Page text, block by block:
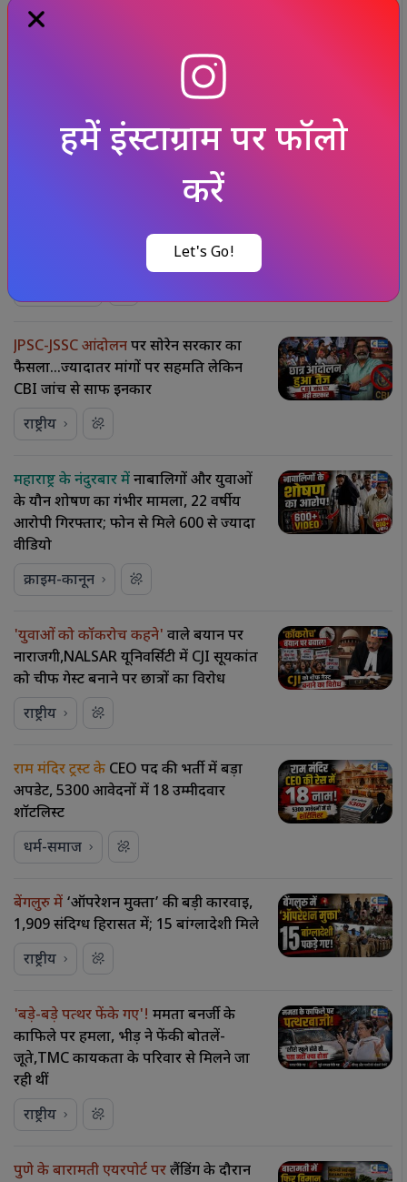
संबंधित समाचार
हूतियों का
सऊदी अरामको की ऑयल फैसिलिटी पर ड्रोन
हमले का दावा; प्लांट में लगी आग
अंतरराष्ट्रीय
समाज का बड़ा ऐलान, 6 दिसंबर को कारसेवा
JPSC-JSSC आंदोलनपर सोरेन सरकार का
फैसला…ज्यादातर मांगों पर सहमति लेकिन
CBI जांच से साफ इनकार
राष्ट्रीय
महाराष्ट्र के नंदुरबार मेंनाबालिगों और युवाओं
के यौन शोषण का गंभीर मामला, 22 वर्षीय
आरोपी गिरफ्तार; फोन से मिले 600 से ज्यादा
वीडियो
क्राइम-कानून
'युवाओं को कॉकरोच कहने' वाले बयान पर
नाराजगी,NALSAR यूनिवर्सिटी में CJI सूर्यकांत
को चीफ गेस्ट बनाने पर छात्रों का विरोध
राष्ट्रीय
राम मंदिर ट्रस्ट के CEO पद की भर्ती में बड़ा
अपडेट, 5300 आवेदनों में 18 उम्मीदवार
शॉर्टलिस्ट
धर्म-समाज
बेंगलुरु में ‘ऑपरेशन मुक्ता’ की बड़ी कार्रवाई,
1,909 संदिग्ध हिरासत में; 15 बांग्लादेशी मिले
राष्ट्रीय
'बड़े-बड़े पत्थर फेंके गए'! ममता बनर्जी के
काफिले पर हमला, भीड़ ने फेंकी बोतलें-
जूते,TMC कार्यकर्ता के परिवार से मिलने जा
रही थीं
राष्ट्रीय
पुणे के बारामती एयरपोर्ट परलैंडिंग के दौरान